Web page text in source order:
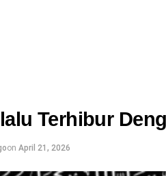
Terhibur
on April 21, 2026